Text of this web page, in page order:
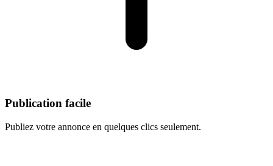
Publication facile
Publiez votre annonce en quelques clics seulement.